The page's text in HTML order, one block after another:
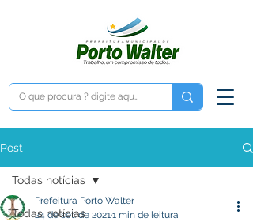
Post
Todas notícias
Todas notícias
Prefeitura Porto Walter
24 de set. de 20211 min de leitura